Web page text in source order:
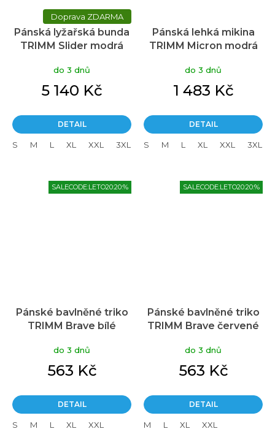
ZDARMA
Pánská lyžařská bunda
TRIMM Slider modrá
do 3 dnů
5 140 Kč
DETAIL
S M L XL XXL 3XL
Pánská lehká mikina
TRIMM Micron modrá
do 3 dnů
1 483 Kč
DETAIL
S M L XL XXL 3XL
SALECODE:LETO20:20:%
Pánské bavlněné triko
TRIMM Brave bílé
do 3 dnů
563 Kč
DETAIL
S M L XL XXL
SALECODE:LETO20:20:%
Pánské bavlněné triko
TRIMM Brave červené
do 3 dnů
563 Kč
DETAIL
M L XL XXL